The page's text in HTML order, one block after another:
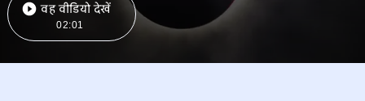
वह वीडियो देखें
02:01